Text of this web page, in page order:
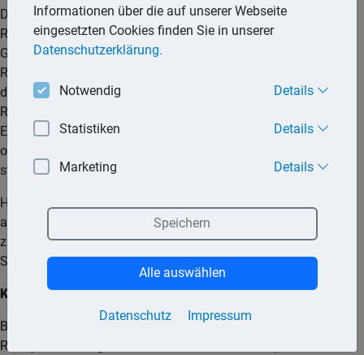
Der Reisende kann vor Reisebeginn jederzeit die gebuchte
Reise stornieren und vom Reisevertrag zurücktreten. Ein
Grund für den Rücktritt muss nicht vorliegen. Mit dem
Rücktritt vom Reisevertrag entfällt für den Reiseveranstalter
der Anspruch auf den vereinbarten Reisepreis. Dem
Reiseveranstalter steht jedoch gesetzlich eine angemessene
Entschädigung zu. Diese kann er entweder konkret berechnen
oder dem Reisenden eine Stornopauschale in Rechnung
stellen.
Hat der Reisende eine Reiserücktrittskosten-Versicherung
abgeschlossen und tritt er aus einem versicherten Grund
zurück, übernimmt die Versicherung die anfallenden
Stornierungskosten.
Konkrete Berechnung der Stornierungsgebühren
Bei der konkreten Berechnung der Entschädigung ist vom
Reisepreis auszugehen. Von diesem sind die ersparten
Informationen über die auf unserer Webseite
eingesetzten Cookies finden Sie in unserer
Datenschutzerklärung.
Notwendig Details
Statistiken Details
Marketing Details
Datenschutz Impressum
Speichern
Alle auswählen